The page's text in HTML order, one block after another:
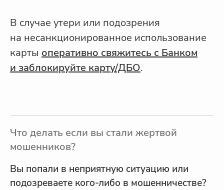
В случае утери или подозрения
на несанкционированное использование
карты оперативно свяжитесь с Банком
и заблокируйте карту/ДБО.
Что делать если вы стали жертвой
мошенников?
Вы попали в неприятную ситуацию или
подозреваете кого-либо в мошенничестве?